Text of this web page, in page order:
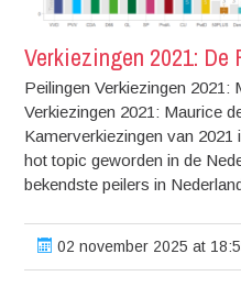
Verkiezingen 2021: De
Peilingen Verkiezingen 2021:
Verkiezingen 2021: Maurice
Kamerverkiezingen van 2021
hot topic geworden in de
bekendste peilers in
02 november 2025 at